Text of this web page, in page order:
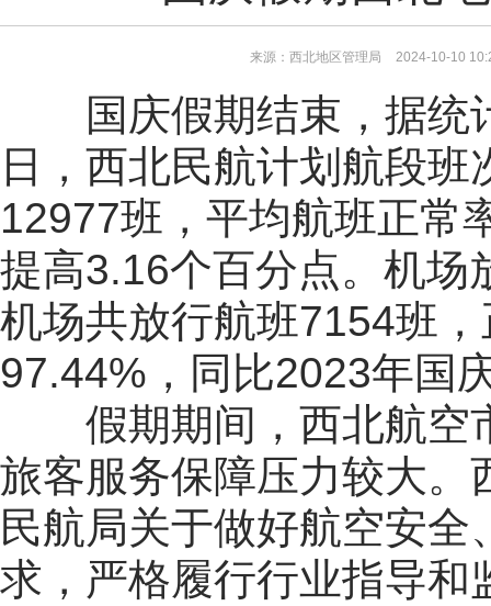
来源：西北地区管理局 2024-10-10
国庆假期结束，据统
日，西北民航计划航段
12977班，平均航班正常
提高3.16个百分点。机场
机场共放行航班7154班
97.44%，同比2023年国
假期期间，西北航空
旅客服务保障压力较大。
民航局关于做好航空安
求，严格履行行业指导和
键
式